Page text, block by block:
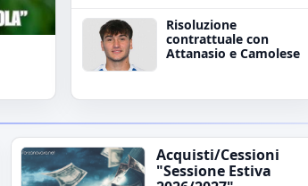
Risoluzione
contrattuale con
Attanasio e Camolese
Acquisti/Cessioni
"Sessione Estiva